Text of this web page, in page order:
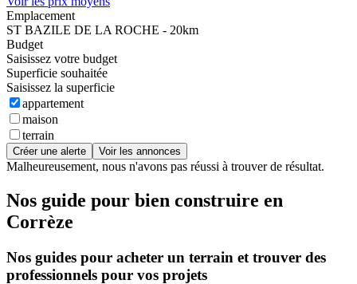
Emplacement
ST BAZILE DE LA ROCHE - 20km
Budget
Saisissez votre budget
Superficie souhaitée
Saisissez la superficie
appartement
maison
terrain
Créer une alerte Voir les annonces
Malheureusement, nous n'avons pas réussi à trouver de résultat.
Nos guide pour bien construire en
Corrèze
Nos guides pour acheter un terrain et trouver des
professionnels pour vos projets